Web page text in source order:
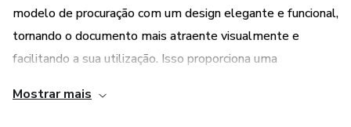
modelo de procuração com um design elegante e funcional,
tornando o documento mais atraente visualmente e
facilitando a sua utilização. Isso proporciona uma
imagem profissional.
Mostrar mais